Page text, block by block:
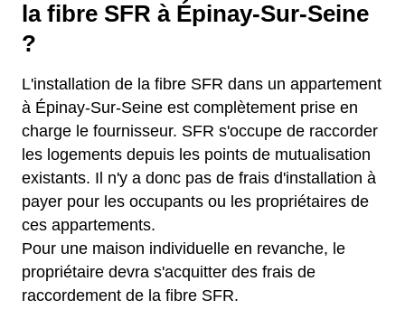
la fibre SFR à Épinay-Sur-Seine
?
L'installation de la fibre SFR dans un appartement
à Épinay-Sur-Seine est complètement prise en
charge le fournisseur. SFR s'occupe de raccorder
les logements depuis les points de mutualisation
existants. Il n'y a donc pas de frais d'installation à
payer pour les occupants ou les propriétaires de
ces appartements.
Pour une maison individuelle en revanche, le
propriétaire devra s'acquitter des frais de
raccordement de la fibre SFR.